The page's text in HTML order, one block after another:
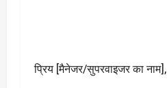
प्रिय [मैनेजर/सुपरवाइजर का नाम],